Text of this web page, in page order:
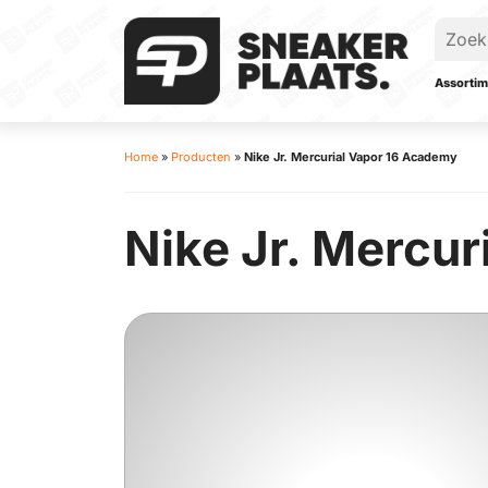
Home » Producten » Nike Jr. Mercurial Vapor 16 Academy
Nike Jr.